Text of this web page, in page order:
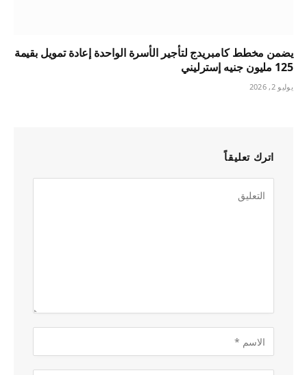
يضمن مخطط كامبريدج لتأجير الأسرة الواحدة إعادة تمويل بقيمة
125 مليون جنيه إسترليني
يوليو 2, 2026
اترك تعليقاً